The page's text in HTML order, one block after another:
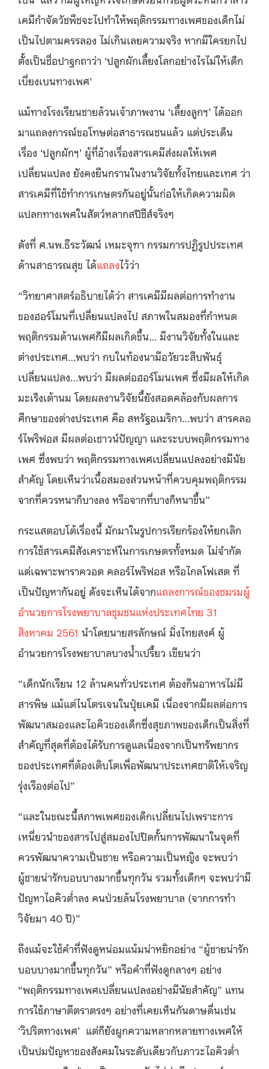
เคมีกำจัดวัชพืชจะไปทำให้พฤติกรรมทางเพศของเด็กไม่
เป็นไปตามครรลอง ไม่เกินเลยความจริง หากมีใครยกไป
ตั้งเป็นชื่อปาฐกถาว่า ‘ปลูกผักเลี้ยงโลกอย่างไรไม่ให้เด็ก
เบี่ยงเบนทางเพศ’
แม้ทางโรงเรียนชายล้วนเจ้าภาพงาน ‘เลี้ยงลูกฯ’ ได้ออก
มาแถลงการณ์ขอโทษต่อสาธารณชนแล้ว แต่ประเด็น
เรื่อง ‘ปลูกผักฯ’ ผู้ที่อ้างเรื่องสารเคมีส่งผลให้เพศ
เปลี่ยนแปลง ยังคงยืนกรานในงานวิจัยทั้งไทยและเทศ ว่า
สารเคมีที่ใช้ทำการเกษตรกันอยู่นั้นก่อให้เกิดความผิด
แปลกทางเพศในสัตว์หลากสปีชีส์จริงๆ
ดังที่ ศ.นพ.ธีระวัฒน์ เหมะจุฑา กรรมการปฏิรูปประเทศ
ด้านสาธารณสุข ได้แถลงไว้ว่า
“วิทยาศาสตร์อธิบายได้ว่า สารเคมีมีผลต่อการทำงาน
ของฮอร์โมนที่เปลี่ยนแปลงไป สภาพในสมองที่กำหนด
พฤติกรรมด้านเพศก็มีผลเกิดขึ้น… มีงานวิจัยทั้งในและ
ต่างประเทศ…พบว่า กบในท้องนามีอวัยวะสืบพันธุ์
เปลี่ยนแปลง…พบว่า มีผลต่อฮอร์โมนเพศ ซึ่งมีผลให้เกิด
มะเร็งเต้านม โดยผลงานวิจัยนี้ยังสอดคล้องกับผลการ
ศึกษาของต่างประเทศ คือ สหรัฐอเมริกา…พบว่า สารคลอ
ร์ไพริฟอส มีผลต่อเชาวน์ปัญญา และระบบพฤติกรรมทาง
เพศ ซึ่งพบว่า พฤติกรรมทางเพศเปลี่ยนแปลงอย่างมีนัย
สำคัญ โดยเห็นว่าเนื้อสมองส่วนหน้าที่ควบคุมพฤติกรรม
จากที่ควรหนาก็บางลง หรือจากที่บางก็หนาขึ้น”
กระแสตอบโต้เรื่องนี้ มักมาในรูปการเรียกร้องให้ยกเลิก
การใช้สารเคมีสังเคราะห์ในการเกษตรทั้งหมด ไม่จำกัด
แต่เฉพาะพาราควอต คลอร์ไพริฟอส หรือไกลโฟเสต ที่
เป็นปัญหากันอยู่ ดังจะเห็นได้จากแถลงการณ์ของชมรมผู้
อำนวยการโรงพยาบาลชุมชนแห่งประเทศไทย 31
สิงหาคม 2561 นำโดยนายสรลักษณ์ มิ่งไทยสงค์ ผู้
อำนวยการโรงพยาบาลบางน้ำเปรี้ยว เขียนว่า
“เด็กนักเรียน 12 ล้านคนทั่วประเทศ ต้องกินอาหารไม่มี
สารพิษ แม้แต่ไนโตรเจนในปุ๋ยเคมี เนื่องจากมีผลต่อการ
พัฒนาสมองและไอคิวของเด็กซึ่งสุขภาพของเด็กเป็นสิ่งที่
สำคัญที่สุดที่ต้องได้รับการดูแลเนื่องจากเป็นทรัพยากร
ของประเทศที่ต้องเติบโตเพื่อพัฒนาประเทศชาติให้เจริญ
รุ่งเรืองต่อไป”
“และในขณะนี้สภาพเพศของเด็กเปลี่ยนไปเพราะการ
เหนี่ยวนำของสารไปสู่สมองไปปิดกั้นการพัฒนาในจุดที่
ควรพัฒนาความเป็นชาย หรือความเป็นหญิง จะพบว่า
ผู้ชายน่ารักบอบบางมากขึ้นทุกวัน รวมทั้งเด็กๆ จะพบว่ามี
ปัญหาไอคิวต่ำลง คนป่วยล้นโรงพยาบาล (จากการทำ
วิจัยมา 40 ปี)”
ถึงแม้จะใช้คำที่ฟังดูหน่อมแน้มน่าหยิกอย่าง “ผู้ชายน่ารัก
บอบบางมากขึ้นทุกวัน” หรือคำที่ฟังดูกลางๆ อย่าง
“พฤติกรรมทางเพศเปลี่ยนแปลงอย่างมีนัยสำคัญ” แทน
การใช้ภาษาตีตราตรงๆ อย่างที่เคยเห็นกันดาษดื่นเช่น
‘วิปริตทางเพศ’ แต่ก็ยังผูกความหลากหลายทางเพศให้
เป็นปมปัญหาของสังคมในระดับเดียวกับภาวะไอคิวต่ำ